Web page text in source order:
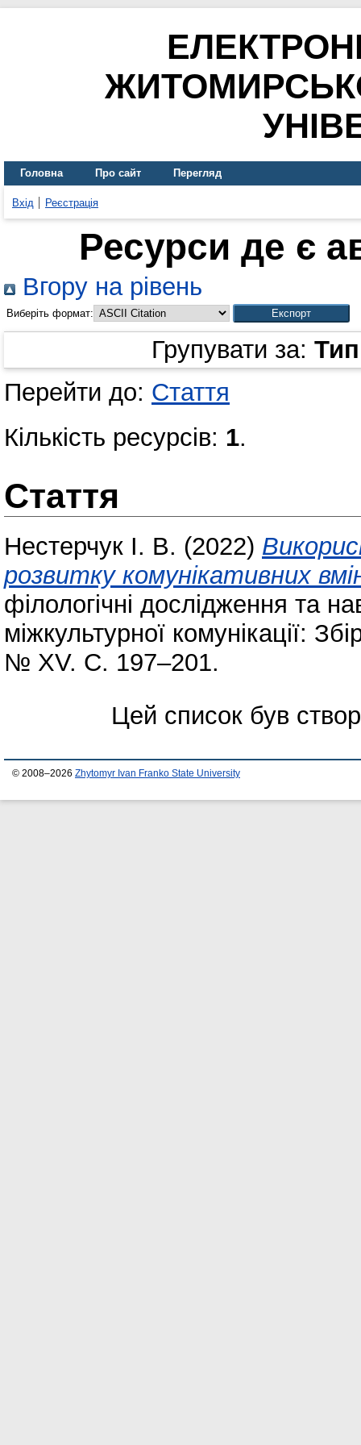
Головна Про сайт Перегляд
Вхід Реєстрація
Ресурси де є
Вгору на рівень
Виберіть формат:
Групувати за:
Перейти до: Стаття
Кількість ресурсів: 1.
Стаття
Нестерчук І. В. (2022)
розвитку комунікативних
філологічні дослідження та
міжкультурної комунікації:
№ XV. С. 197–201.
Цей список був
© 2008–2026 Zhytomyr Ivan Franko State University